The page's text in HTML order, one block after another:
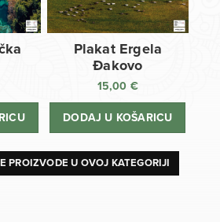
Plakat Ergela
Đakovo
15,00 €
DODAJ U KOŠARICU
PROIZVODE U OVOJ KATEGORIJI